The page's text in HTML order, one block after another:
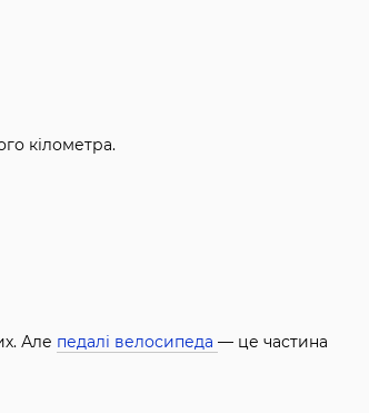
кілометра.
Але педалі велосипеда — це частина